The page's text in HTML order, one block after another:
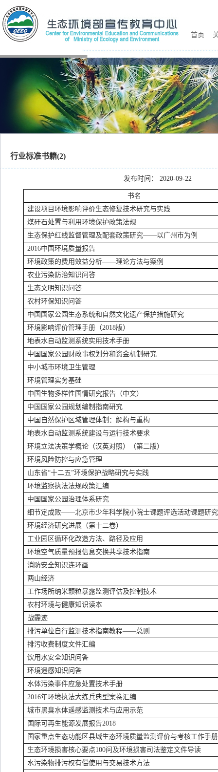
首页
行业标准书籍(2)
发布时间： 2020-09-22
书名
建设项目环境影响评价生态修复技术研究与实践
煤矸石处置与利用环境保护政策法规
生态保护红线监督管理及配套政策研究——以广州市为例
2016中国环境质量报告
环境政策的费用效益分析——理论方法与案例
农业污染防治知识问答
生态文明知识问答
农村环保知识问答
中国国家公园生态系统和自然文化遗产保护措施研究
环境影响评价管理手册（2018版）
地表水自动监测系统实用技术手册
中国国家公园财政事权划分和资金机制研究
中小城市环境卫生管理
环境管理实务基础
中国生物多样性国情研究报告（中文）
中国国家公园规划编制指南研究
中国自然保护区域管理体制：解构与重构
地表水自动监测系统建设与运行技术要求
环境立法决策学概论（汉英对照）（第二版）
环境风险防控与应急管理
山东省“十二五”环境保护战略研究与实践
环境监察执法法规政策汇编
中国国家公园治理体系研究
细节定成败——北京市少年科学院小院士课题评选活动课题研
环境经济研究进展（第十二卷）
工业园区循环化改造方法、路径及应用
环境空气质量预报信息交换共享技术指南
消防安全知识连环画
两山经济
工作场所纳米颗粒暴露监测评估及控制技术
农村环境与健康知识读本
战霾迹
排污单位自行监测技术指南教程——总则
排污收费制度文件汇编
饮用水安全知识问答
环境遥感知识问答
水体污染事件应急处置技术手册
2016年环境执法大练兵典型案卷汇编
城市黑臭水体遥感监测技术与应用示范
国际可再生能源发展报告2018
国家重点生态功能区县域生态环境质量监测评价与考核工作手册
生态环境损害核心要点100问及环境损害司法鉴定文件导读
水污染物排污权有偿使用与交易技术方法